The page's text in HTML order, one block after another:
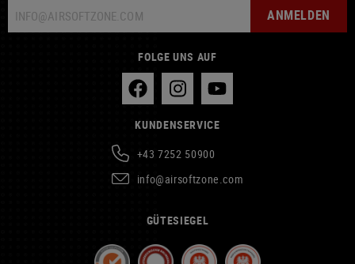
ANMELDEN
FOLGE UNS AUF
KUNDENSERVICE
+43 7252 50900
info@airsoftzone.com
GÜTESIEGEL